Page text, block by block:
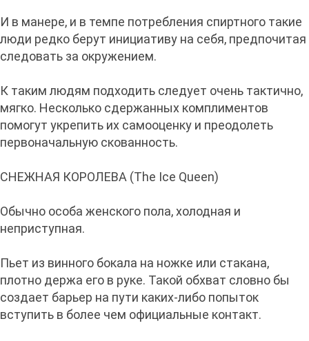
И в манере, и в темпе потребления спиртного такие
люди редко берут инициативу на себя, предпочитая
следовать за окружением.
К таким людям подходить следует очень тактично,
мягко. Несколько сдержанных комплиментов
помогут укрепить их самооценку и преодолеть
первоначальную скованность.
СНЕЖНАЯ КОРОЛЕВА (The Ice Queen)
Обычно особа женского пола, холодная и
неприступная.
Пьет из винного бокала на ножке или стакана,
плотно держа его в руке. Такой обхват словно бы
создает барьер на пути каких-либо попыток
вступить в более чем официальные контакт.